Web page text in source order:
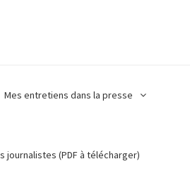
Mes entretiens dans la presse
journalistes (PDF à télécharger)